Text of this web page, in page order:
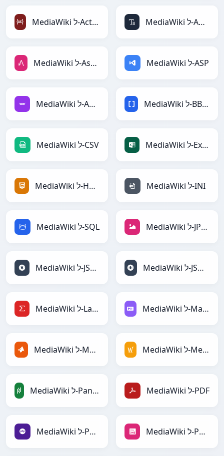
MediaWiki ל-ActionScript MediaWiki ל-ASCII
MediaWiki ל-AsciiDoc MediaWiki ל-ASP
MediaWiki ל-Avro MediaWiki ל-BBCode
MediaWiki ל-CSV MediaWiki ל-Excel
MediaWiki ל-HTML MediaWiki ל-INI
MediaWiki ל-SQL MediaWiki ל-JPEG
MediaWiki ל-JSON MediaWiki ל-JSONLines
MediaWiki ל-LaTeX MediaWiki ל-Markdown
MediaWiki ל-MATLAB MediaWiki ל-MediaWiki
MediaWiki ל-PandasDataFrame MediaWiki ל-PDF
MediaWiki ל-PHP MediaWiki ל-PNG